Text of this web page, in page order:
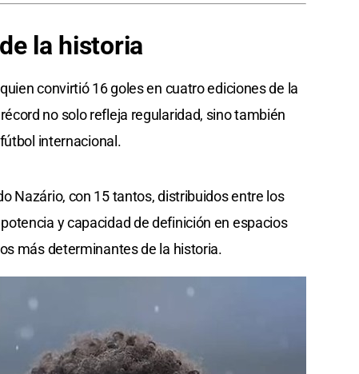
la historia
convirtió 16 goles en cuatro ediciones de la
no solo refleja regularidad, sino también
internacional.
Nazário, con 15 tantos, distribuidos entre los
y capacidad de definición en espacios
más determinantes de la historia.